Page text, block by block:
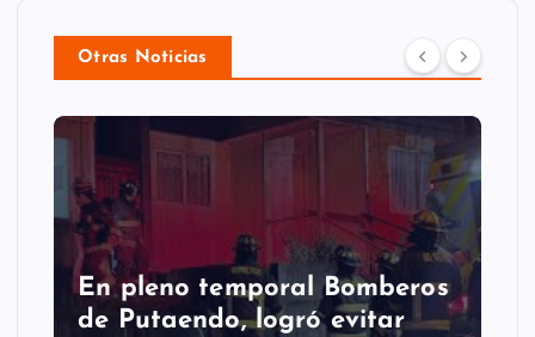
Otras Noticias
En pleno temporal Bomberos
de Putaendo, logró evitar